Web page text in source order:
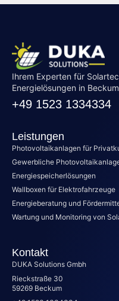
Ihrem Experten für
Energielösungen in
+49 1523 1334334
Leistungen
Photovoltaikanlagen für
Gewerbliche
Energiespeicherlösungen
Wallboxen für Elektrofahrzeuge
Energieberatung und
Wartung und Monitoring von
Kontakt
DUKA Solutions Gmbh
Rieckstraße 30
59269 Beckum